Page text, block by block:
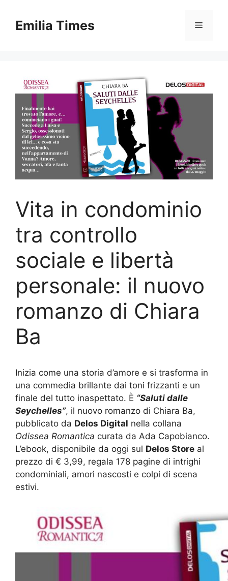
contentEmilia Times Menu
Vita in condominio
tra controllo
sociale e libertà
personale: il nuovo
romanzo di Chiara
Ba
Inizia come una storia d’amore e si trasforma in
una commedia brillante dai toni frizzanti e un
finale del tutto inaspettato. È “Saluti dalle
Seychelles”, il nuovo romanzo di Chiara Ba,
pubblicato da Delos Digital nella collana
Odissea Romantica curata da Ada Capobianco.
L’ebook, disponibile da oggi sul Delos Store al
prezzo di € 3,99, regala 178 pagine di intrighi
condominiali, amori nascosti e colpi di scena
estivi.